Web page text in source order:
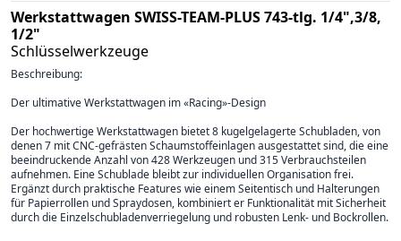
Werkstattwagen SWISS-TEAM-PLUS 743-tlg. 1/4",3/8,
1/2"
Schlüsselwerkzeuge
Beschreibung:
Der ultimative Werkstattwagen im «Racing»-Design
Der hochwertige Werkstattwagen bietet 8 kugelgelagerte Schubladen, von
denen 7 mit CNC-gefrästen Schaumstoffeinlagen ausgestattet sind, die eine
beeindruckende Anzahl von 428 Werkzeugen und 315 Verbrauchsteilen
aufnehmen. Eine Schublade bleibt zur individuellen Organisation frei.
Ergänzt durch praktische Features wie einem Seitentisch und Halterungen
für Papierrollen und Spraydosen, kombiniert er Funktionalität mit Sicherheit
durch die Einzelschubladenverriegelung und robusten Lenk- und Bockrollen.